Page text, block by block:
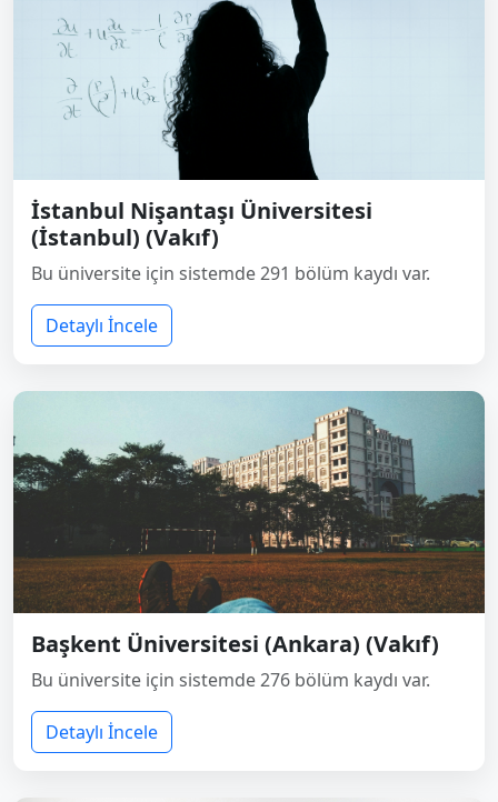
İstanbul Nişantaşı Üniversitesi
(İstanbul) (Vakıf)
Bu üniversite için sistemde 291 bölüm kaydı var.
Detaylı İncele
Başkent Üniversitesi (Ankara) (Vakıf)
Bu üniversite için sistemde 276 bölüm kaydı var.
Detaylı İncele